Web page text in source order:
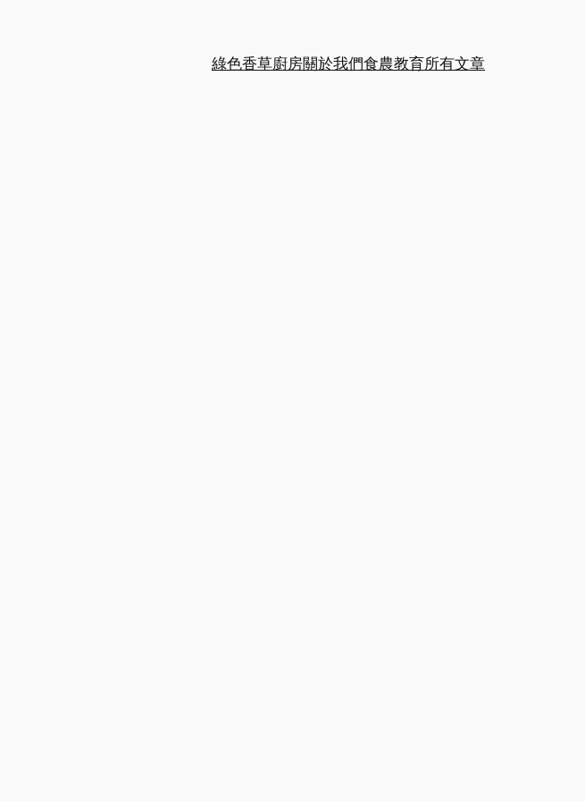
綠色香草廚房關於我們食農教育所有文章